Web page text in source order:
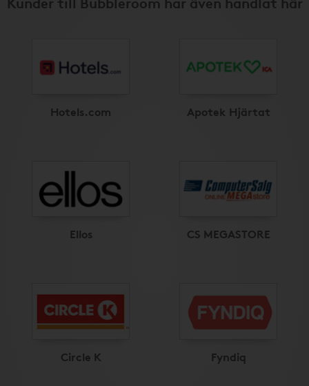
Hotels.com Apotek Hjärtat
Ellos CS MEGASTORE
Circle K Fyndiq